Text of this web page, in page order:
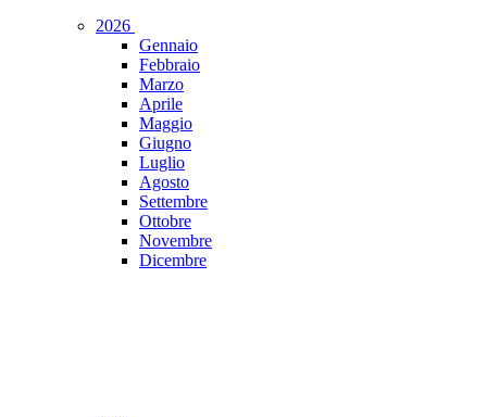
2026
Gennaio
Febbraio
Marzo
Aprile
Maggio
Giugno
Luglio
Agosto
Settembre
Ottobre
Novembre
Dicembre